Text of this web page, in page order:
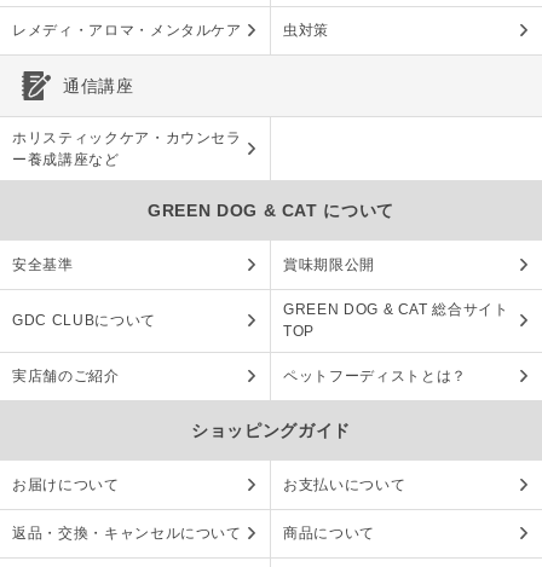
レメディ・アロマ・メンタルケア 虫対策
通信講座
ホリスティックケア・カウンセラ
ー養成講座など
GREEN DOG & CAT について
安全基準 賞味期限公開
GDC CLUBについて
GREEN DOG & CAT 総合サイト
TOP
実店舗のご紹介 ペットフーディストとは？
ショッピングガイド
お届けについて お支払いについて
返品・交換・キャンセルについて 商品について